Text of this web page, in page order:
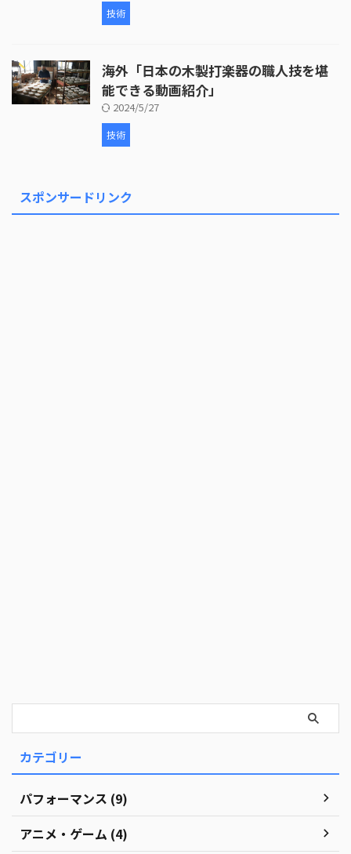
技術
海外「日本の木製打楽器の職人技を堪
能できる動画紹介」
2024/5/27
技術
スポンサードリンク
カテゴリー
パフォーマンス (9)
アニメ・ゲーム (4)